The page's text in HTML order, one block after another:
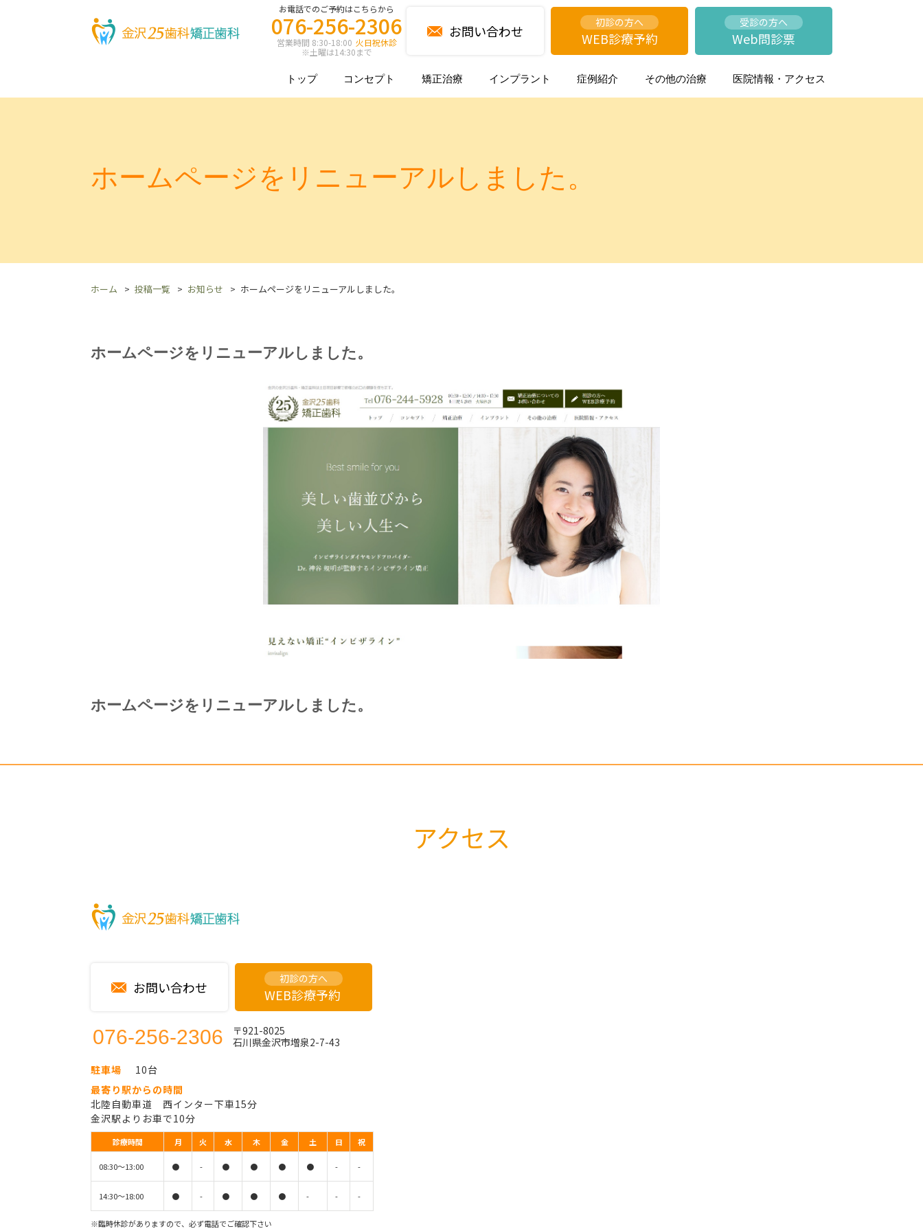
お電話でのご予約はこちらから
076-256-2306
営業時間 8:30-18:00 火日祝休診
※土曜は14:30まで
お問い合わせ 初診の方へ
WEB診療予約
受診の方へ
Web問診票
トップ コンセプト 矯正治療 インプラント 症例紹介 その他の治療 医院情報・アクセス
ホームページをリニューアルしました。
ホーム 投稿一覧 お知らせ ホームページをリニューアルしました。
ホームページをリニューアルしました。
ホームページをリニューアルしました。
アクセス
お問い合わせ 初診の方へ
WEB診療予約
076-256-2306
〒921-8025
石川県金沢市増泉2-7-43
駐車場
10台
最寄り駅からの時間
北陸自動車道 西インター下車15分
金沢駅よりお車で10分
診療時間 月 火 水 木 金 土 日 祝
08:30〜13:00 ● - ● ● ● ● - -
14:30〜18:00 ● - ● ● ● - - -
※臨時休診がありますので、必ず電話でご確認下さい